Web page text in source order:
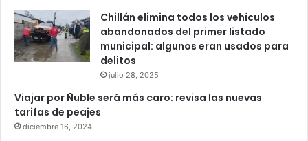
Chillán elimina todos los vehículos
abandonados del primer listado
municipal: algunos eran usados para
delitos
julio 28, 2025
Viajar por Ñuble será más caro: revisa las nuevas
tarifas de peajes
diciembre 16, 2024